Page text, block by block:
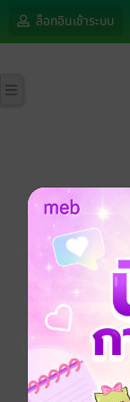
ล็อกอินเข้าระบบ
กรุณาเข้